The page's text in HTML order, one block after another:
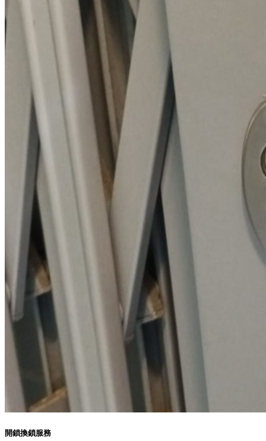
開鎖換鎖服務